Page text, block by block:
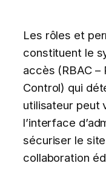
Les rôles et
constituent le
accès (RBAC
Control) qui
utilisateur peut
l’interface
sécuriser le
collaboration